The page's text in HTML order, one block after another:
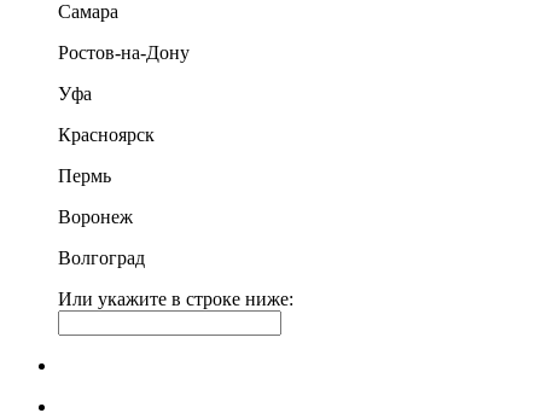
Самара
Ростов-на-Дону
Уфа
Красноярск
Пермь
Воронеж
Волгоград
Или укажите в строке ниже: